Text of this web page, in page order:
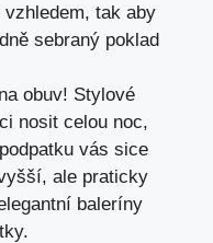
tak aby
sebraný poklad
obuv! Stylové
nosit celou noc,
vás sice
ale praticky
baleríny